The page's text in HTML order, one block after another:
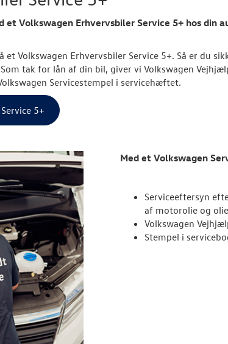
et Volkswagen Erhvervsbiler Service 5+ hos din
Volkswagen Erhvervsbiler Service 5+. Så er du
tak for lån af din bil, giver vi Volkswagen
Servicestempel i servicehæftet.
5+
Med et Volkswagen
Serviceeftersyn
af motorolie og
Volkswagen
Stempel i